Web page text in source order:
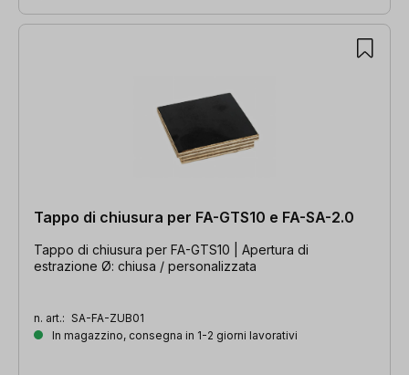
Tappo di chiusura per FA-GTS10 e FA-SA-2.0
Tappo di chiusura per FA-GTS10 | Apertura di
estrazione Ø: chiusa / personalizzata
n. art.: SA-FA-ZUB01
In magazzino, consegna in 1-2 giorni lavorativi